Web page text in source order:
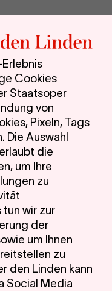
Cookies
Staatsoper
von
Pixeln, Tags
Die Auswahl
die
um Ihre
zu
tun wir zur
der
um Ihnen
zu
den Linden kann
Social Media